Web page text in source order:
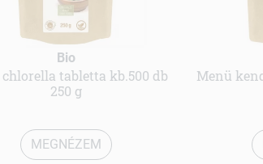
Bio
tabletta kb.500 db
250 g
MEGNÉZEM
Menü